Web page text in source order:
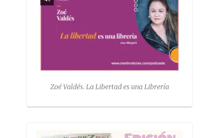
Zoé Valdés. La Libertad es una Librería